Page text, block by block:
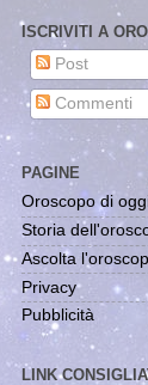
ISCRIVITI A
Post
Commenti
PAGINE
Oroscopo di
Storia
Ascolta
Privacy
Pubblicità
LINK